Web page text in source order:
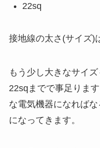
22sq
接地線の太さ(サイズ)
もう少し大きなサイ
22sqまでで事足りま
な電気機器になれば
になってきます。